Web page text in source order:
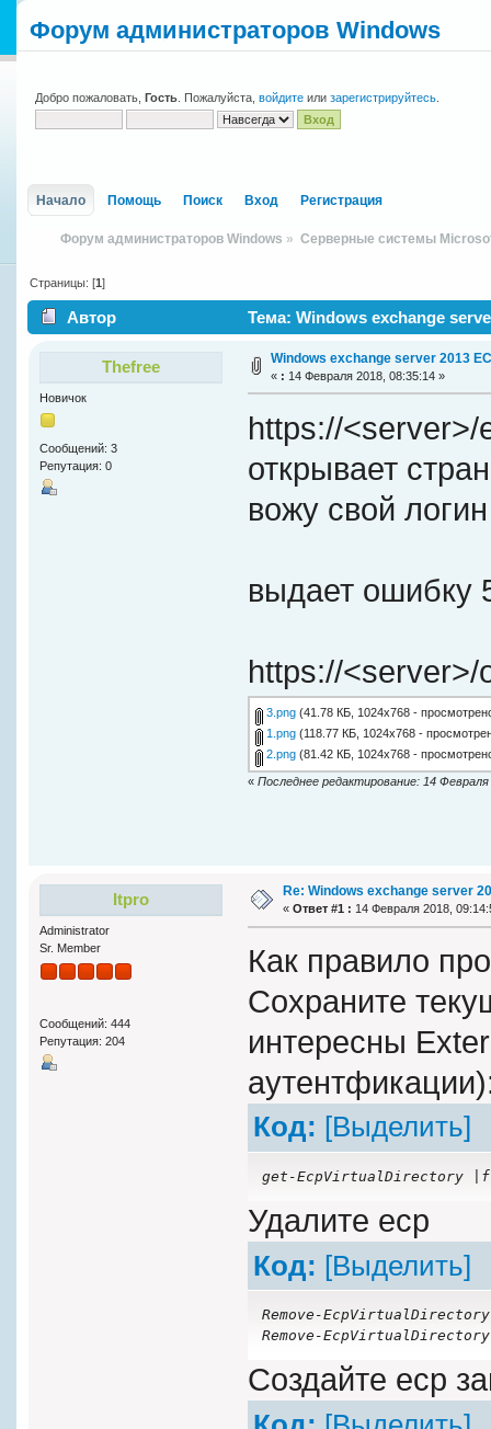
Форум администраторов Windows
Добро пожаловать, Гость . Пожалуйста, войдите или зарегистрируйтесь
Начало Помощь Поиск Вход Регистрация
Форум администраторов Windows » Серверные системы
Страницы: [1]
Автор Тема: Windows exchange
Thefree
Новичок
Сообщений: 3
Репутация: 0
Windows exchange server 2013
« : 14 Февраля 2018, 08:35:14 »
https://<server>/
открывает
вожу свой
выдает ошибку
https://<server>/
3.png(41.78 КБ, 1024x768 -
1.png(118.77 КБ, 1024x768 -
2.png(81.42 КБ, 1024x768 -
« Последнее редактирование: 14
Itpro
Administrator
Sr. Member
Сообщений: 444
Репутация: 204
Re: Windows exchange server
« Ответ #1 : 14 Февраля 2018,
Как правило
Сохраните
интересны
Код: [Выделить]
get-EcpVirtualDirectory
Удалите ecp
Код: [Выделить]
Remove-
Remove-
Создайте ecp